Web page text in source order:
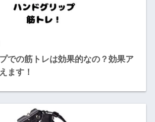
での筋トレは効果的なの？効果ア
ます！